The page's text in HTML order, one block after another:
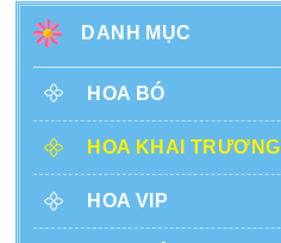
DANH MỤC
HOA BÓ
HOA KHAI TRƯƠNG
HOA VIP